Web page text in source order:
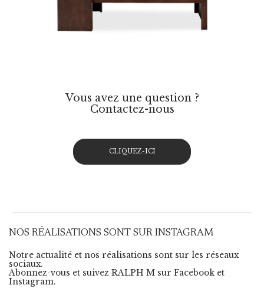
Vous avez une question ?
Contactez-nous
CLIQUEZ-ICI
NOS RÉALISATIONS SONT SUR INSTAGRAM
Notre actualité et nos réalisations sont sur les réseaux
sociaux.
Abonnez-vous et suivez RALPH M sur Facebook et
Instagram.